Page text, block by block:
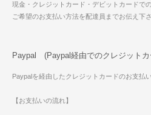
現金・クレジットカード・デビットカードで
ご希望のお支払い方法を配達員までお伝え下
Paypal (Paypal経由でのクレジットカ
Paypalを経由したクレジットカードのお支払
【お支払いの流れ】